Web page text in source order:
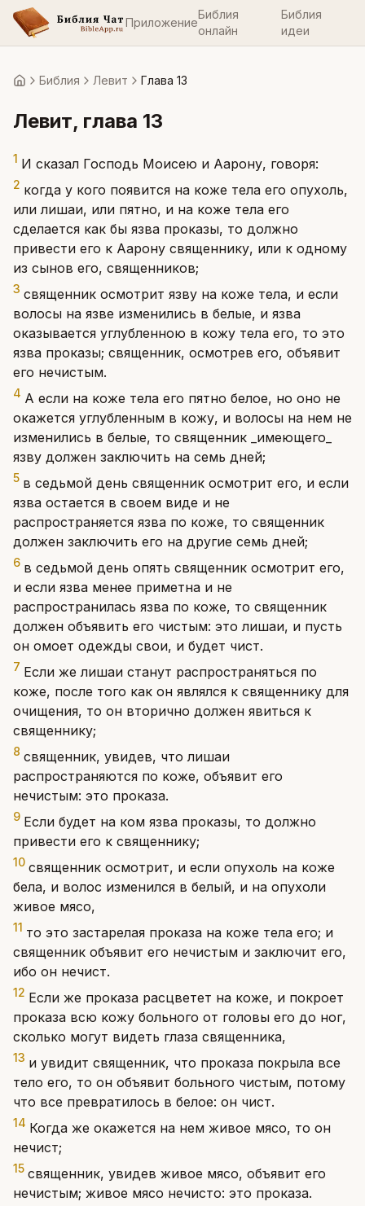
Приложение
Библия
онлайн
Библия
идеи
ГлавнаяБиблия Левит Глава 13
Левит, глава 13
1 И сказал Господь Моисею и Аарону, говоря:
2 когда у кого появится на коже тела его опухоль,
или лишаи, или пятно, и на коже тела его
сделается как бы язва проказы, то должно
привести его к Аарону священнику, или к одному
из сынов его, священников;
3 священник осмотрит язву на коже тела, и если
волосы на язве изменились в белые, и язва
оказывается углубленною в кожу тела его, то это
язва проказы; священник, осмотрев его, объявит
его нечистым.
4 А если на коже тела его пятно белое, но оно не
окажется углубленным в кожу, и волосы на нем не
изменились в белые, то священник _имеющего_
язву должен заключить на семь дней;
5 в седьмой день священник осмотрит его, и если
язва остается в своем виде и не
распространяется язва по коже, то священник
должен заключить его на другие семь дней;
6 в седьмой день опять священник осмотрит его,
и если язва менее приметна и не
распространилась язва по коже, то священник
должен объявить его чистым: это лишаи, и пусть
он омоет одежды свои, и будет чист.
7 Если же лишаи станут распространяться по
коже, после того как он являлся к священнику для
очищения, то он вторично должен явиться к
священнику;
8 священник, увидев, что лишаи
распространяются по коже, объявит его
нечистым: это проказа.
9 Если будет на ком язва проказы, то должно
привести его к священнику;
10 священник осмотрит, и если опухоль на коже
бела, и волос изменился в белый, и на опухоли
живое мясо,
11 то это застарелая проказа на коже тела его; и
священник объявит его нечистым и заключит его,
ибо он нечист.
12 Если же проказа расцветет на коже, и покроет
проказа всю кожу больного от головы его до ног,
сколько могут видеть глаза священника,
13 и увидит священник, что проказа покрыла все
тело его, то он объявит больного чистым, потому
что все превратилось в белое: он чист.
14 Когда же окажется на нем живое мясо, то он
нечист;
15 священник, увидев живое мясо, объявит его
нечистым; живое мясо нечисто: это проказа.